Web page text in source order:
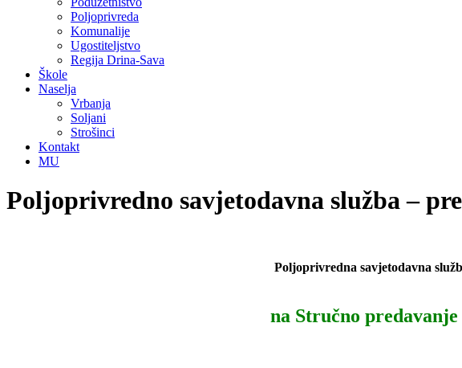
Poljoprivreda
Komunalije
Ugostiteljstvo
Regija Drina-Sava
Škole
Naselja
Vrbanja
Soljani
Strošinci
Kontakt
MU
Poljoprivredno savjetodavna služba –
Poljoprivredna savjetodavna
na Stručno